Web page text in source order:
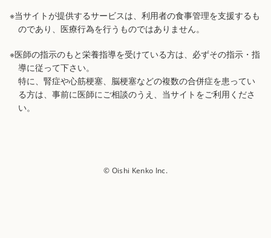
※当サイトが提供するサービスは、利用者の食事管理を支援するも
のであり、医療行為を行うものではありません。
※医師の指示のもと栄養指導を受けている方は、必ずその指示・指
導に従って下さい。
特に、腎症や心筋梗塞、脳梗塞などの複数の合併症を患ってい
る方は、事前に医師にご相談のうえ、当サイトをご利用くださ
い。
© Oishi Kenko Inc.